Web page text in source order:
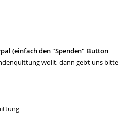
(einfach den "Spenden" Button
wollt, dann gebt uns bitte